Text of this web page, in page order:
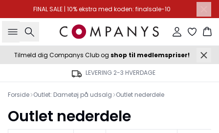
FINAL SALE | 10% ekstra med koden: finalsale-10
Søg Log ind
Tilmeld dig Companys Club og shop til medlemspriser!
LEVERING 2-3 HVERDAGE
Forside Outlet: Dametøj på udsalg Outlet nederdele
Outlet nederdele